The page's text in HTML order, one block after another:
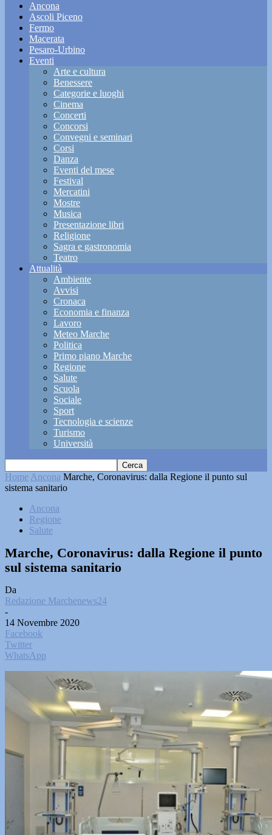
Ancona
Ascoli Piceno
Fermo
Macerata
Pesaro-Urbino
Eventi
Arte e cultura
Benessere
Categorie e luoghi
Cinema
Concerti
Concorsi
Convegni e seminari
Corsi
Danza
Eventi del mese
Festival
Mercatini
Mostre
Musica
Presentazione libri
Religione
Sagra e gastronomia
Teatro
Attualità
Ambiente
Avvisi
Cronaca
Economia e finanza
Lavoro
Meteo Marche
Politica
Primo piano Marche
Regione
Salute
Scuola
Sociale
Sport
Tecnologia e scienze
Turismo
Università
Home Ancona Marche, Coronavirus: dalla Regione il punto sul
sistema sanitario
Ancona
Regione
Salute
Marche, Coronavirus: dalla Regione il punto
sul sistema sanitario
Da
Redazione Marchenews24
-
14 Novembre 2020
Facebook
Twitter
WhatsApp